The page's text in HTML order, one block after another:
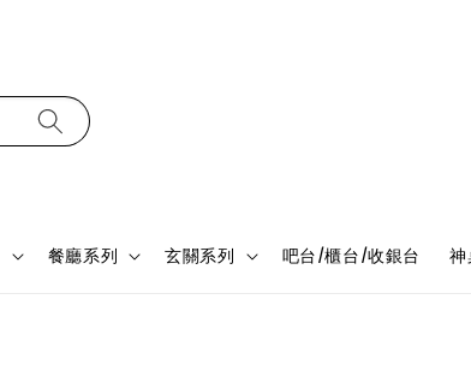
餐廳系列 玄關系列 吧台/櫃台/收銀台 神